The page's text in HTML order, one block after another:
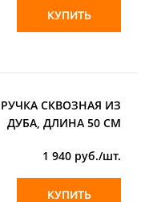
КУПИТЬ
РУЧКА СКВОЗНАЯ ИЗ
ДУБА, ДЛИНА 50 СМ
1 940 руб./шт.
КУПИТЬ